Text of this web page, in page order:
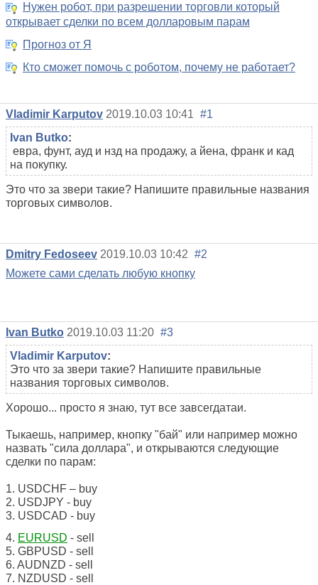
Нужен робот, при разрешении торговли который
открывает сделки по всем долларовым парам
Прогноз от Я
Кто сможет помочь с роботом, почему не работает?
Vladimir Karputov 2019.10.03 10:41 #1
Ivan Butko:
евра, фунт, ауд и нзд на продажу, а йена, франк и кад
на покупку.
Это что за звери такие? Напишите правильные названия
торговых символов.
Dmitry Fedoseev 2019.10.03 10:42 #2
Можете сами сделать любую кнопку
Ivan Butko 2019.10.03 11:20 #3
Vladimir Karputov:
Это что за звери такие? Напишите правильные
названия торговых символов.
Хорошо... просто я знаю, тут все завсегдатаи.
Тыкаешь, например, кнопку "бай" или например можно
назвать "сила доллара", и открываются следующие
сделки по парам:
1. USDCHF – buy
2. USDJPY - buy
3. USDCAD - buy
4. EURUSD - sell
5. GBPUSD - sell
6. AUDNZD - sell
7. NZDUSD - sell